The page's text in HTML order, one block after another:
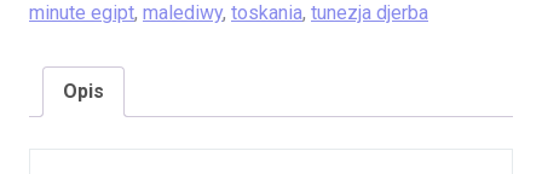
minute egipt, malediwy, toskania, tunezja djerba
Opis